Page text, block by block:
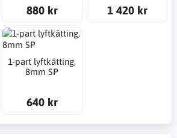
880 kr 1 420 kr
1-part lyftkätting,
8mm SP
640 kr